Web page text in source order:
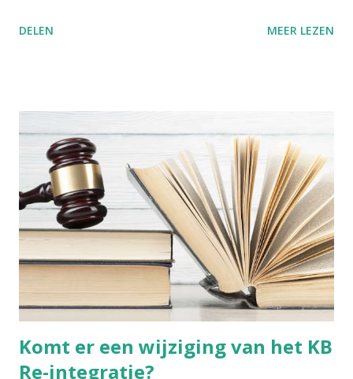
we van zulke barbaarse martelpraktijken. Hoe heeft een
Voetinbinden Ik ga dit cultureel gegeven toch even
kaderen. De praktijk van voetinbinden heeft zich in China
ontwikkeld tijdens de Tang-dynastie (618-907 na Chr.). Het
hield in dat men bij jonge meisjes de voeten omzwachtelde.
De vier kleine tenen werden naar binnen geplooid en
braken uiteindelijk vanzelf. De grote teen bleef recht. Het
resultaat was een "lotusvoetje". Dit gold als een teken van
wels...
DELEN MEER LEZEN
Komt er een wijziging van het KB
Re-integratie?